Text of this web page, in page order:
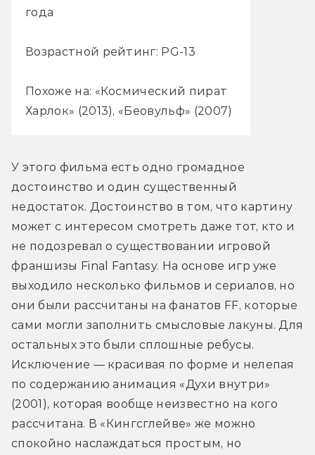
года
Возрастной рейтинг: PG-13
Похоже на: «Космический пират
Харлок» (2013), «Беовульф» (2007)
У этого фильма есть одно громадное
достоинство и один существенный
недостаток. Достоинство в том, что картину
может с интересом смотреть даже тот, кто и
не подозревал о существовании игровой
франшизы Final Fantasy. На основе игр уже
выходило несколько фильмов и сериалов, но
они были рассчитаны на фанатов FF, которые
сами могли заполнить смысловые лакуны. Для
остальных это были сплошные ребусы.
Исключение — красивая по форме и нелепая
по содержанию анимация «Духи внутри»
(2001), которая вообще неизвестно на кого
рассчитана. В «Кингсглейве» же можно
спокойно наслаждаться простым, но